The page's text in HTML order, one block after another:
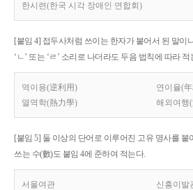
한시련(한국 시각 장애인 연합회)
[붙임 4] 접두사처럼 쓰이는 한자가 붙어서 된 말이
‘ㄴ’ 또는 ‘ㄹ’ 소리로 나더라도 두음 법칙에 따라 적
역이용(逆利用)
연이율(
열역학(熱力學)
해외여행
[붙임 5] 둘 이상의 단어로 이루어진 고유 명사를
쓰는 수(數)도 붙임 4에 준하여 적는다.
서울여관 신흥이발